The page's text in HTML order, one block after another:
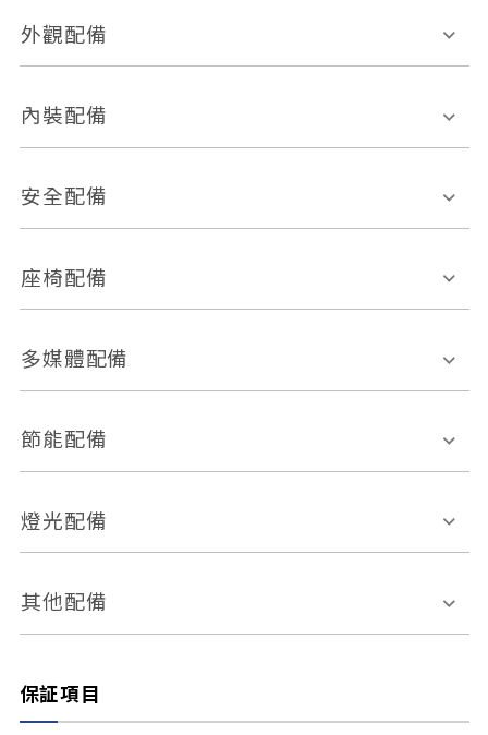
外觀配備
電動天窗
後視鏡方向指示燈
內裝配備
多功能方向盤
恆溫空調
安全配備
前座正面氣囊
ABS防鎖死
車道偏離警示
自動停車系統 盲點偵測系統
倒車雷達
座椅配備
皮椅
無
有
多媒體配備
外部音源接入
節能配備
引擎啟閉系統
燈光配備
感應頭燈
頭燈光源
其他配備
保証項目